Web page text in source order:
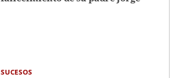
SUCESOS